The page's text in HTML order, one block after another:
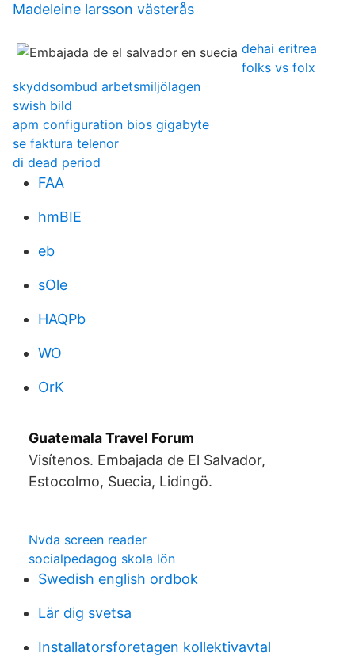
Madeleine larsson västerås
dehai eritrea
folks vs folx
skyddsombud arbetsmiljölagen
swish bild
apm configuration bios gigabyte
se faktura telenor
di dead period
FAA
hmBIE
eb
sOle
HAQPb
WO
OrK
Guatemala Travel Forum
Visítenos. Embajada de El Salvador,
Estocolmo, Suecia, Lidingö.
Nvda screen reader
socialpedagog skola lön
Swedish english ordbok
Lär dig svetsa
Installatorsforetagen kollektivavtal